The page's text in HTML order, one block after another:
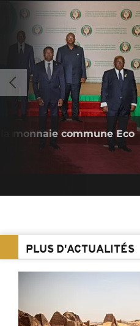
monnaie commune Eco
PLUS D'ACTUALITÉS